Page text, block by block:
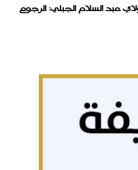
عبد السلام الجبلي: الرجوع